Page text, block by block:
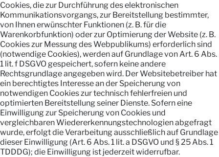
Cookies, die zur Durchführung des elektronischen
Kommunikationsvorgangs, zur Bereitstellung bestimmter,
von Ihnen erwünschter Funktionen (z. B. für die
Warenkorbfunktion) oder zur Optimierung der Website (z. B.
Cookies zur Messung des Webpublikums) erforderlich sind
(notwendige Cookies), werden auf Grundlage von Art. 6 Abs.
1 lit. f DSGVO gespeichert, sofern keine andere
Rechtsgrundlage angegeben wird. Der Websitebetreiber hat
ein berechtigtes Interesse an der Speicherung von
notwendigen Cookies zur technisch fehlerfreien und
optimierten Bereitstellung seiner Dienste. Sofern eine
Einwilligung zur Speicherung von Cookies und
vergleichbaren Wiedererkennungstechnologien abgefragt
wurde, erfolgt die Verarbeitung ausschließlich auf Grundlage
dieser Einwilligung (Art. 6 Abs. 1 lit. a DSGVO und § 25 Abs. 1
TDDDG); die Einwilligung ist jederzeit widerrufbar.